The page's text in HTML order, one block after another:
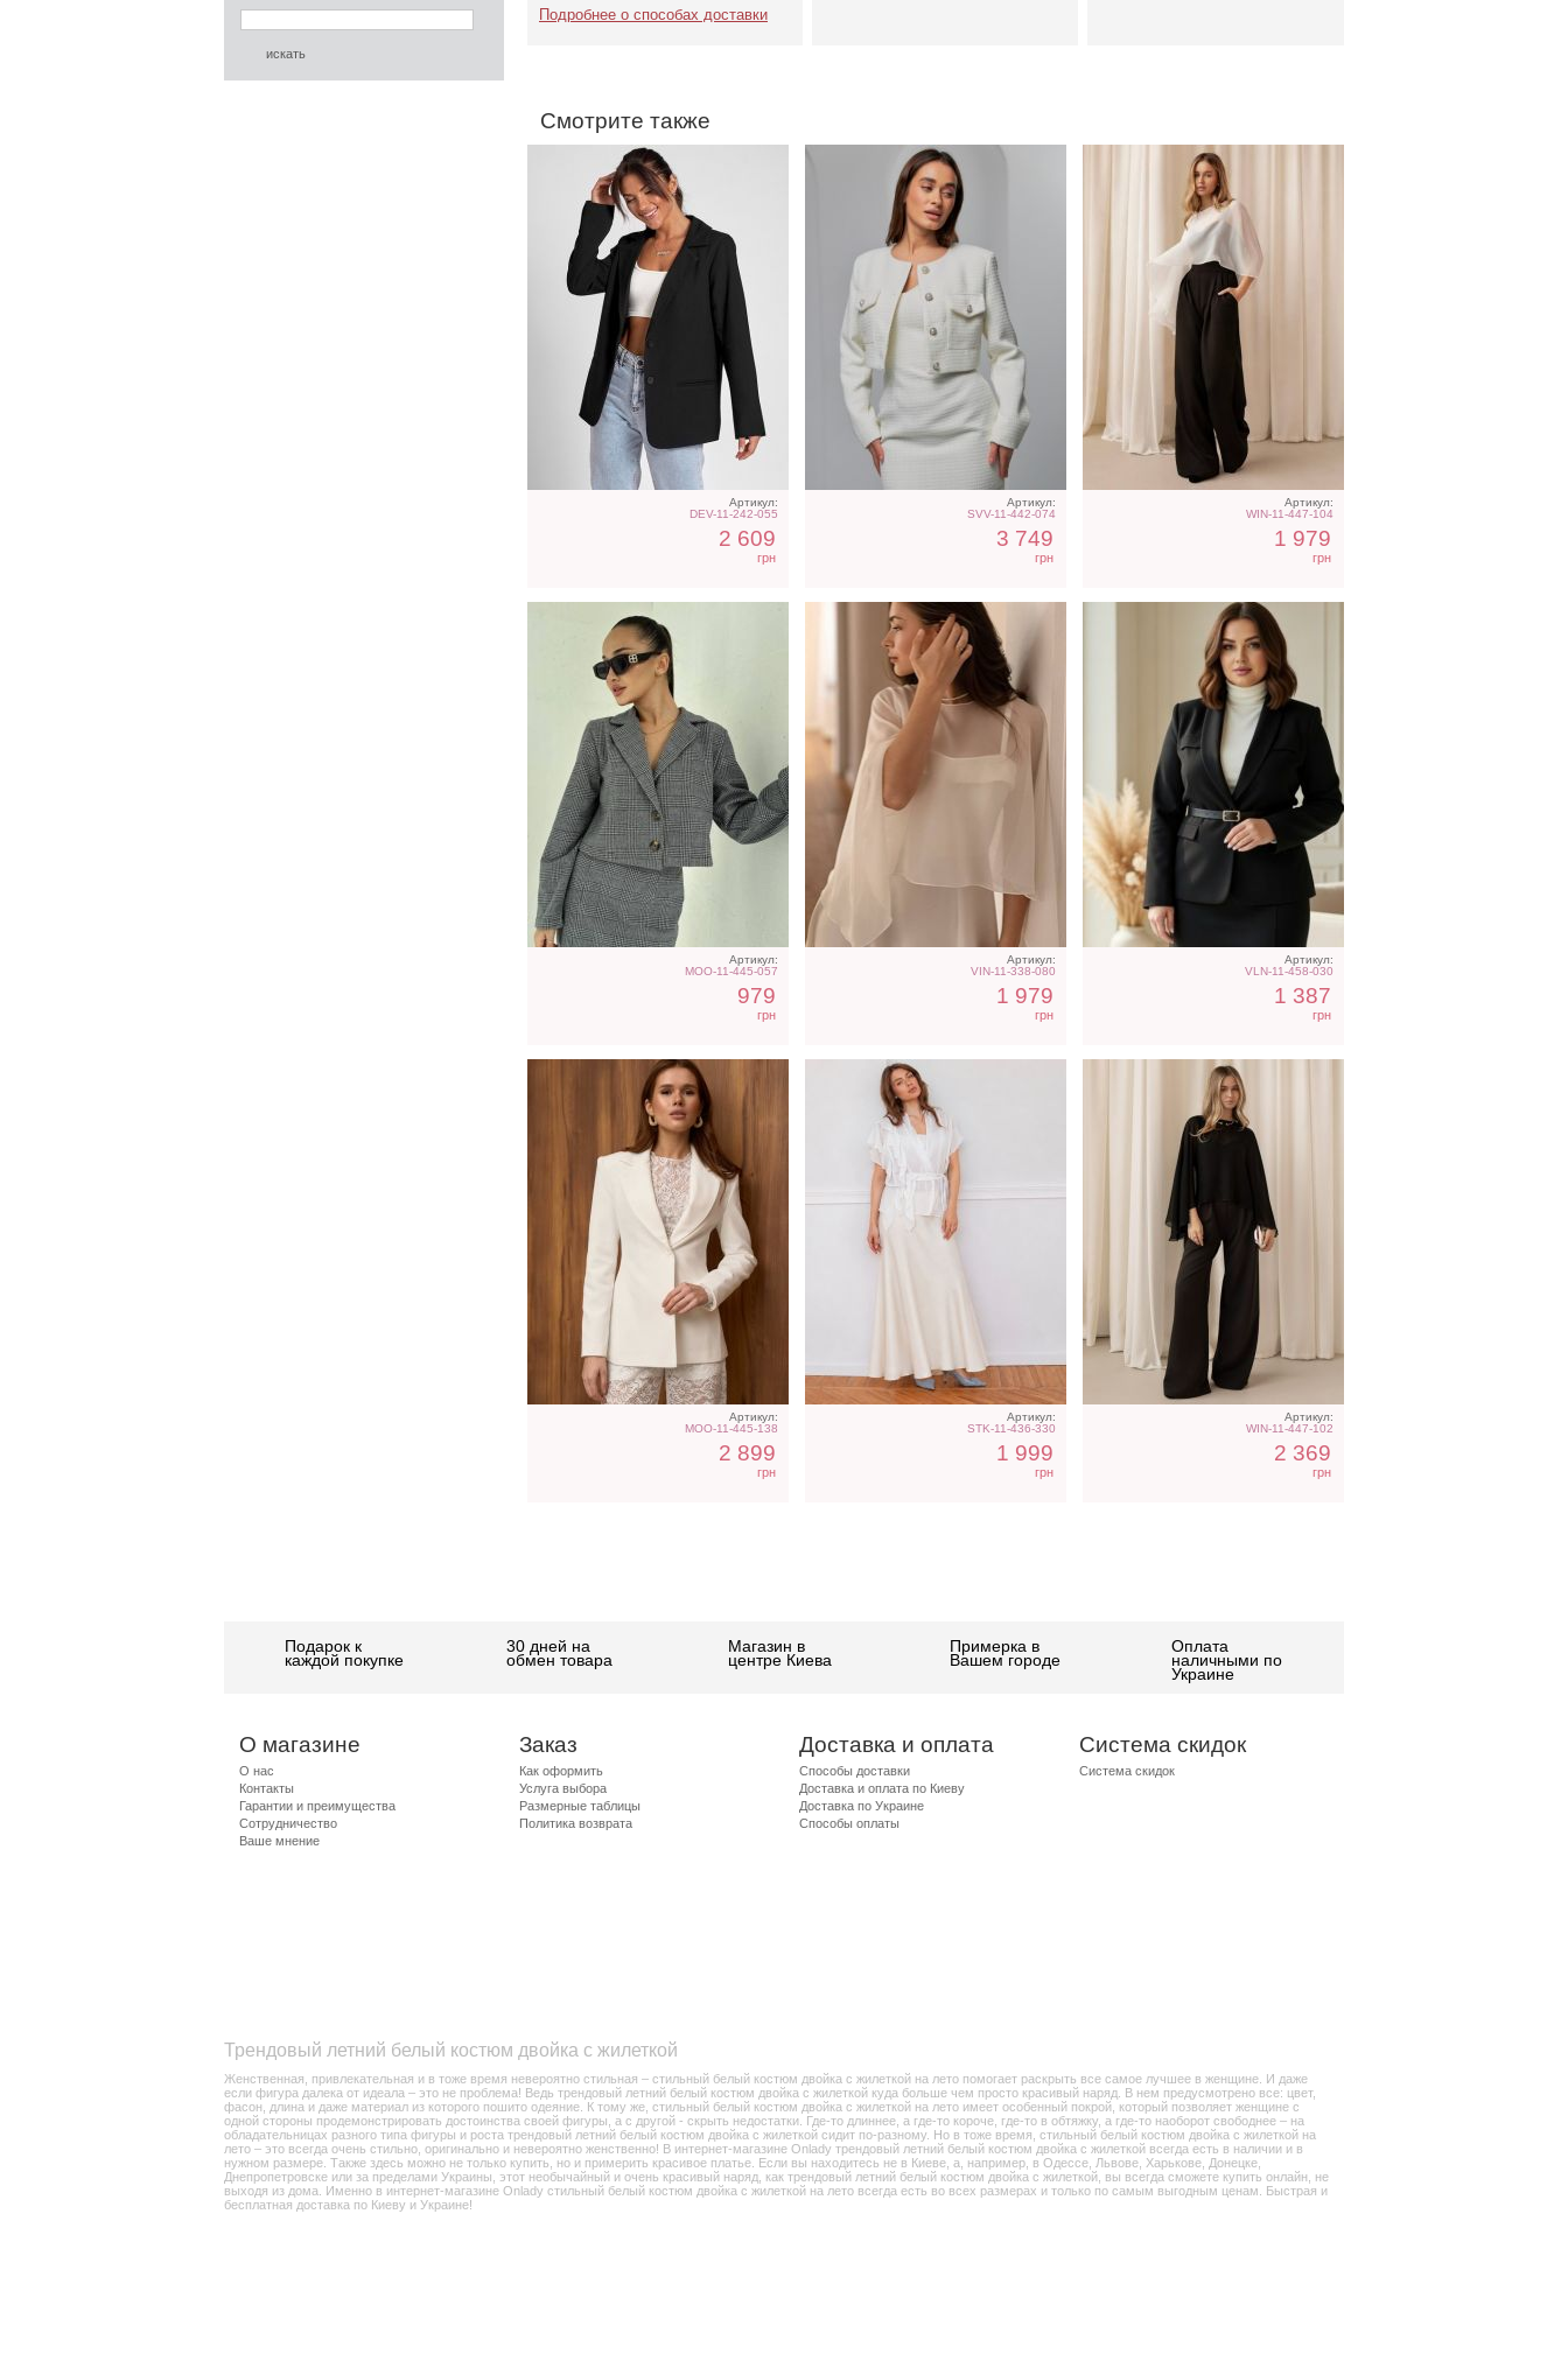
Трендовый летний белый костюм двойка с жилеткой
Женственная, привлекательная и в тоже время невероятно стильная – стильный белый костюм двойка с жилеткой на лето помогает раскрыть все самое лучшее в женщине. И даже
если фигура далека от идеала – это не проблема! Ведь трендовый летний белый костюм двойка с жилеткой куда больше чем просто красивый наряд. В нем предусмотрено все: цвет,
фасон, длина и даже материал из которого пошито одеяние. К тому же, стильный белый костюм двойка с жилеткой на лето имеет особенный покрой, который позволяет женщине с
одной стороны продемонстрировать достоинства своей фигуры, а с другой - скрыть недостатки. Где-то длиннее, а где-то короче, где-то в обтяжку, а где-то наоборот свободнее – на
обладательницах разного типа фигуры и роста трендовый летний белый костюм двойка с жилеткой сидит по-разному. Но в тоже время, стильный белый костюм двойка с жилеткой на
лето – это всегда очень стильно, оригинально и невероятно женственно! В интернет-магазине Onlady трендовый летний белый костюм двойка с жилеткой всегда есть в наличии и в
нужном размере. Также здесь можно не только купить, но и примерить красивое платье. Если вы находитесь не в Киеве, а, например, в Одессе, Львове, Харькове, Донецке,
Днепропетровске или за пределами Украины, этот необычайный и очень красивый наряд, как трендовый летний белый костюм двойка с жилеткой, вы всегда сможете купить онлайн, не
выходя из дома. Именно в интернет-магазине Onlady стильный белый костюм двойка с жилеткой на лето всегда есть во всех размерах и только по самым выгодным ценам. Быстрая и
бесплатная доставка по Киеву и Украине!
Подробнее о способах доставки
Смотрите также
Артикул:
DEV-11-242-055
2 609
грн
Артикул:
SVV-11-442-074
3 749
грн
Артикул:
WIN-11-447-104
1 979
грн
Серый короткий пиджак
Артикул:
MOO-11-445-057
979
грн
Белая полупрозрачная
шифоновая накидка
Артикул:
VIN-11-338-080
1 979
грн
Черный классический
женский пиджак большого
размера
Артикул:
VLN-11-458-030
1 387
грн
Женский белый пиджак
Артикул:
MOO-11-445-138
2 899
грн
платьям и другой одежде
Артикул:
STK-11-436-330
1 999
грн
Нарядная шифоновая
накидка в черном цвете
Артикул:
WIN-11-447-102
2 369
грн
Подарок к
каждой покупке
30 дней на
обмен товара
Магазин в
центре Киева
Примерка в
Вашем городе
Оплата
наличными по
Украине
О магазине
О нас
Контакты
Гарантии и преимущества
Сотрудничество
Ваше мнение
Заказ
Как оформить
Услуга выбора
Размерные таблицы
Политика возврата
Доставка и оплата
Способы доставки
Доставка и оплата по Киеву
Доставка по Украине
Способы оплаты
Система скидок
Система скидок